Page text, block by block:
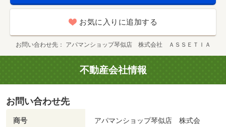
お気に入りに追加する
お問い合わせ先 アパマンショップ琴似店 株式会社 ＡＳＳＥＴＩＡ
不動産会社情報
お問い合わせ先
商号
アパマンショップ琴似店 株式会